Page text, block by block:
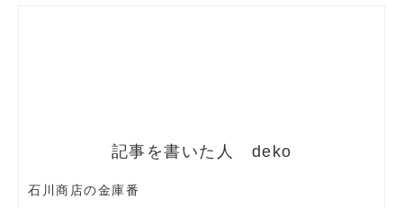
deko
石川商店の金庫番